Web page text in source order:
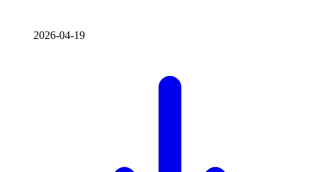
2026-04-19